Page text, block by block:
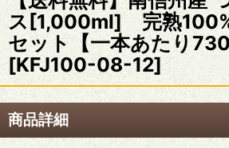
ス[1,000ml] 完熟
セット【一本あたり
[KFJ100-08-12]
商品詳細